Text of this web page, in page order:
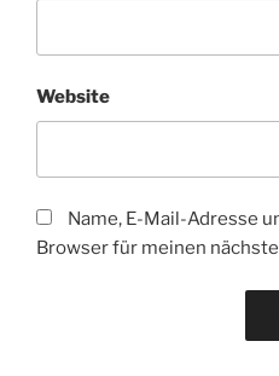
Website
Name, E-Mail-Adresse
Browser für meinen